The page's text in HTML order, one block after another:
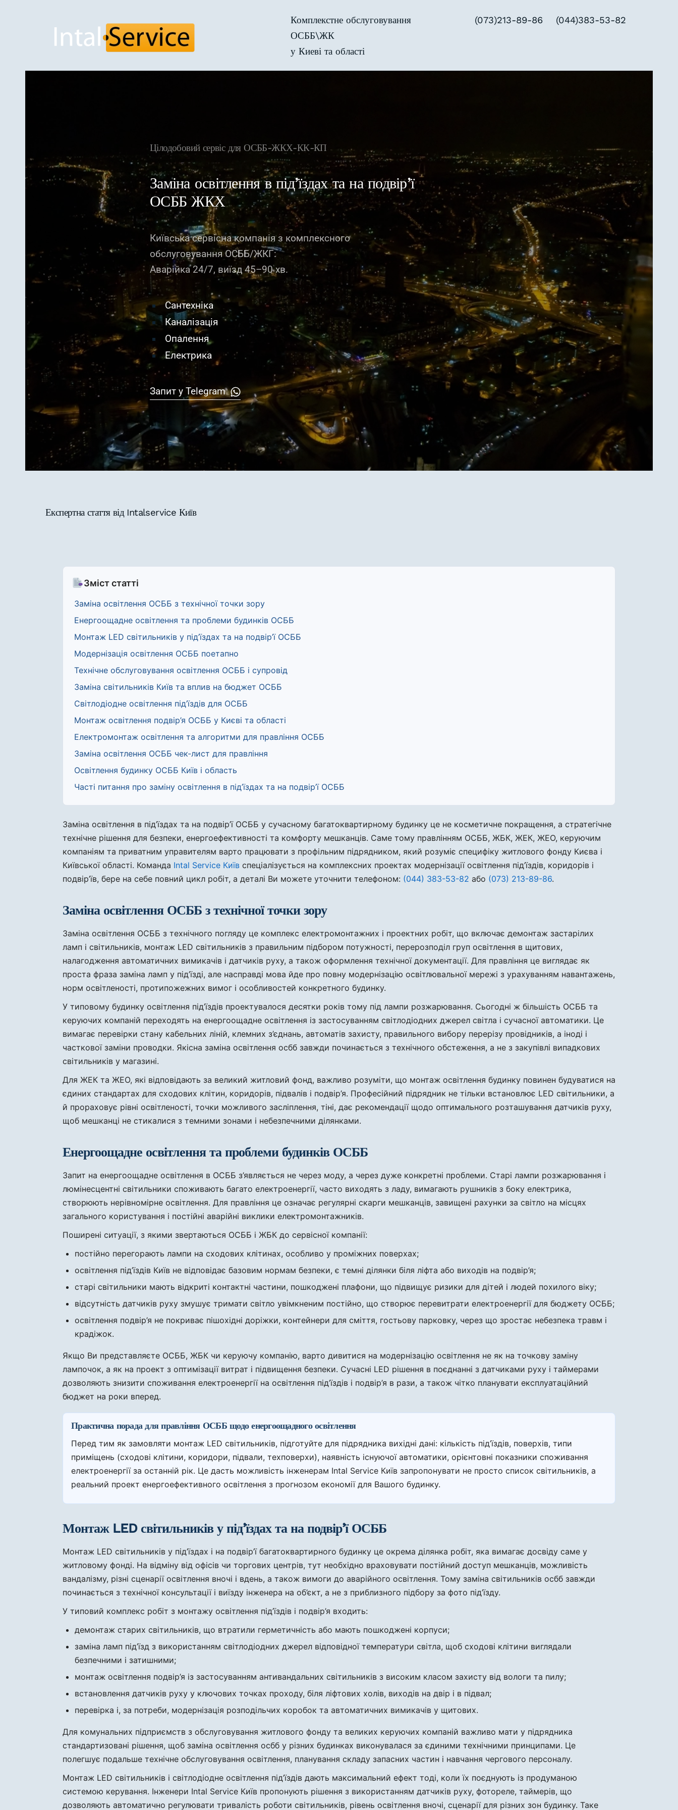
Skip to main content
Комплекстне обслуговування
ОСББ\ЖК
у Киеві та області
(073)213-89-86 (044)383-53-82
Цілодобовий сервіс для ОСББ-ЖКХ-КК-КП
Заміна освітлення в під’їздах та на подвір’ї
ОСББ ЖКХ
Київська сервісна компанія з комплексного
обслуговування ОСББ/ЖКГ:
Аварійка 24/7, виїзд 45–90 хв.
Сантехніка
Каналізація
Опалення
Електрика
Запит у Telegram
Експертна стаття від Intalservice Київ
Зміст статті
Заміна освітлення ОСББ з технічної точки зору
Енергоощадне освітлення та проблеми будинків ОСББ
Монтаж LED світильників у під’їздах та на подвір’ї ОСББ
Модернізація освітлення ОСББ поетапно
Технічне обслуговування освітлення ОСББ і супровід
Заміна світильників Київ та вплив на бюджет ОСББ
Світлодіодне освітлення під’їздів для ОСББ
Монтаж освітлення подвір’я ОСББ у Києві та області
Електромонтаж освітлення та алгоритми для правління ОСББ
Заміна освітлення ОСББ чек-лист для правління
Освітлення будинку ОСББ Київ і область
Часті питання про заміну освітлення в під’їздах та на подвір’ї ОСББ
Заміна освітлення в під’їздах та на подвір’ї ОСББ у сучасному багатоквартирному будинку це не косметичне покращення, а стратегічне
технічне рішення для безпеки, енергоефективності та комфорту мешканців. Саме тому правлінням ОСББ, ЖБК, ЖЕК, ЖЕО, керуючим
компаніям та приватним управителям варто працювати з профільним підрядником, який розуміє специфіку житлового фонду Києва і
Київської області. Команда Intal Service Київ спеціалізується на комплексних проектах модернізації освітлення під’їздів, коридорів і
подвір’їв, бере на себе повний цикл робіт, а деталі Ви можете уточнити телефоном: (044) 383-53-82 або (073) 213-89-86.
Заміна освітлення ОСББ з технічної точки зору
Заміна освітлення ОСББ з технічного погляду це комплекс електромонтажних і проектних робіт, що включає демонтаж застарілих
ламп і світильників, монтаж LED світильників з правильним підбором потужності, перерозподіл груп освітлення в щитових,
налагодження автоматичних вимикачів і датчиків руху, а також оформлення технічної документації. Для правління це виглядає як
проста фраза заміна ламп у під’їзді, але насправді мова йде про повну модернізацію освітлювальної мережі з урахуванням навантажень,
норм освітленості, протипожежних вимог і особливостей конкретного будинку.
У типовому будинку освітлення під’їздів проектувалося десятки років тому під лампи розжарювання. Сьогодні ж більшість ОСББ та
керуючих компаній переходять на енергоощадне освітлення із застосуванням світлодіодних джерел світла і сучасної автоматики. Це
вимагає перевірки стану кабельних ліній, клемних з’єднань, автоматів захисту, правильного вибору перерізу провідників, а іноді і
часткової заміни проводки. Якісна заміна освітлення осбб завжди починається з технічного обстеження, а не з закупівлі випадкових
світильників у магазині.
Для ЖЕК та ЖЕО, які відповідають за великий житловий фонд, важливо розуміти, що монтаж освітлення будинку повинен будуватися на
єдиних стандартах для сходових клітин, коридорів, підвалів і подвір’я. Професійний підрядник не тільки встановлює LED світильники, а
й прораховує рівні освітленості, точки можливого засліплення, тіні, дає рекомендації щодо оптимального розташування датчиків руху,
щоб мешканці не стикалися з темними зонами і небезпечними ділянками.
Енергоощадне освітлення та проблеми будинків ОСББ
Запит на енергоощадне освітлення в ОСББ з’являється не через моду, а через дуже конкретні проблеми. Старі лампи розжарювання і
люмінесцентні світильники споживають багато електроенергії, часто виходять з ладу, вимагають рушників з боку електрика,
створюють нерівномірне освітлення. Для правління це означає регулярні скарги мешканців, завищені рахунки за світло на місцях
загального користування і постійні аварійні виклики електромонтажників.
Поширені ситуації, з якими звертаються ОСББ і ЖБК до сервісної компанії:
постійно перегорають лампи на сходових клітинах, особливо у проміжних поверхах;
освітлення під’їздів Київ не відповідає базовим нормам безпеки, є темні ділянки біля ліфта або виходів на подвір’я;
старі світильники мають відкриті контактні частини, пошкоджені плафони, що підвищує ризики для дітей і людей похилого віку;
відсутність датчиків руху змушує тримати світло увімкненим постійно, що створює перевитрати електроенергії для бюджету ОСББ;
освітлення подвір’я не покриває пішохідні доріжки, контейнери для сміття, гостьову парковку, через що зростає небезпека травм і
крадіжок.
Якщо Ви представляєте ОСББ, ЖБК чи керуючу компанію, варто дивитися на модернізацію освітлення не як на точкову заміну
лампочок, а як на проект з оптимізації витрат і підвищення безпеки. Сучасні LED рішення в поєднанні з датчиками руху і таймерами
дозволяють знизити споживання електроенергії на освітлення під’їздів і подвір’я в рази, а також чітко планувати експлуатаційний
бюджет на роки вперед.
Практична порада для правління ОСББ щодо енергоощадного освітлення
Перед тим як замовляти монтаж LED світильників, підготуйте для підрядника вихідні дані: кількість під’їздів, поверхів, типи
приміщень (сходові клітини, коридори, підвали, техповерхи), наявність існуючої автоматики, орієнтовні показники споживання
електроенергії за останній рік. Це дасть можливість інженерам Intal Service Київ запропонувати не просто список світильників, а
реальний проект енергоефективного освітлення з прогнозом економії для Вашого будинку.
Монтаж LED світильників у під’їздах та на подвір’ї ОСББ
Монтаж LED світильників у під’їздах і на подвір’ї багатоквартирного будинку це окрема ділянка робіт, яка вимагає досвіду саме у
житловому фонді. На відміну від офісів чи торгових центрів, тут необхідно враховувати постійний доступ мешканців, можливість
вандалізму, різні сценарії освітлення вночі і вдень, а також вимоги до аварійного освітлення. Тому заміна світильників осбб завжди
починається з технічної консультації і виїзду інженера на об’єкт, а не з приблизного підбору за фото під’їзду.
У типовий комплекс робіт з монтажу освітлення під’їздів і подвір’я входить:
демонтаж старих світильників, що втратили герметичність або мають пошкоджені корпуси;
заміна ламп під’їзд з використанням світлодіодних джерел відповідної температури світла, щоб сходові клітини виглядали
безпечними і затишними;
монтаж освітлення подвір’я із застосуванням антивандальних світильників з високим класом захисту від вологи та пилу;
встановлення датчиків руху у ключових точках проходу, біля ліфтових холів, виходів на двір і в підвал;
перевірка і, за потреби, модернізація розподільчих коробок та автоматичних вимикачів у щитових.
Для комунальних підприємств з обслуговування житлового фонду та великих керуючих компаній важливо мати у підрядника
стандартизовані рішення, щоб заміна освітлення осбб у різних будинках виконувалася за єдиними технічними принципами. Це
полегшує подальше технічне обслуговування освітлення, планування складу запасних частин і навчання чергового персоналу.
Монтаж LED світильників і світлодіодне освітлення під’їздів дають максимальний ефект тоді, коли їх поєднують із продуманою
системою керування. Інженери Intal Service Київ пропонують рішення з використанням датчиків руху, фотореле, таймерів, що
дозволяють автоматично регулювати тривалість роботи світильників, рівень освітлення вночі, сценарії для різних зон будинку. Таке